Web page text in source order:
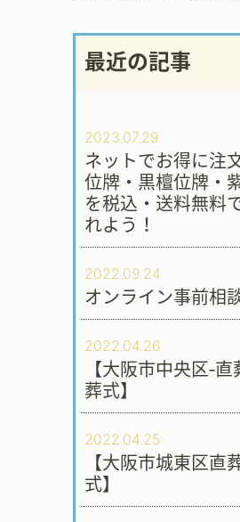
最近の記事
2023.07.29
ネットでお得に注
位牌・黒檀位牌・
を税込・送料無料
れよう！
2022.09.24
オンライン事前相
2022.04.26
【大阪市中央区‐直
葬式】
2022.04.25
【大阪市城東区直
式】